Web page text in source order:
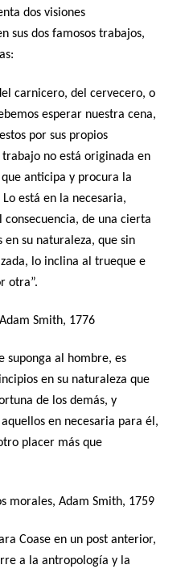
dos visiones
sus dos famosos trabajos,
carnicero, del cervecero, o
esperar nuestra cena,
por sus propios
no está originada en
anticipa y procura la
está en la necesaria,
de una cierta
en su naturaleza, que sin
lo inclina al trueque e
otra”.
Smith, 1776
suponga al hombre, es
en su naturaleza que
de los demás, y
en necesaria para él,
placer más que
morales, Adam Smith, 1759
Coase en un post anterior,
a la antropología y la